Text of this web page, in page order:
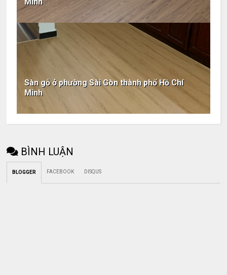
Sàn gỗ ở phường Sài Gòn thành phố Hồ Chí
Minh
BÌNH LUẬN
BLOGGER FACEBOOK DISQUS